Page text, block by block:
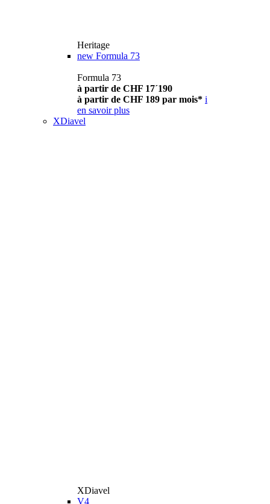
Heritage
new Formula 73
Formula 73
à partir de CHF 17´190
à partir de CHF 189 par mois* i
en savoir plus
XDiavel
XDiavel
V4